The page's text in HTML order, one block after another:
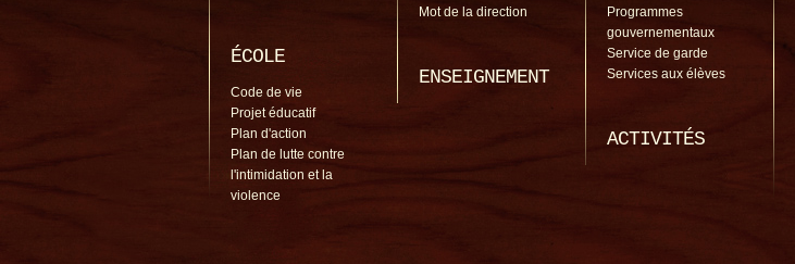
ÉCOLE
Code de vie
Projet éducatif
Plan d'action
Plan de lutte contre
l'intimidation et la
violence
Mot de la direction
ENSEIGNEMENT
Programmes
gouvernementaux
Service de garde
Services aux élèves
ACTIVITÉS